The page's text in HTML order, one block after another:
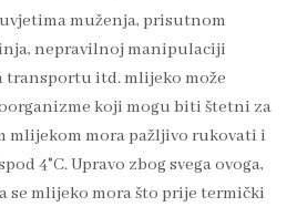
muženja, prisutnom
nepravilnoj manipulaciji
itd. mlijeko može
koji mogu biti štetni za
mlijekom mora pažljivo rukovati i
4°C. Upravo zbog svega ovoga,
se mlijeko mora što prije termički